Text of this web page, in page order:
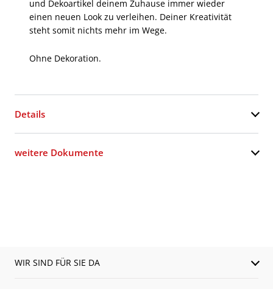
und Dekoartikel deinem Zuhause immer wieder
einen neuen Look zu verleihen. Deiner Kreativität
steht somit nichts mehr im Wege.
Ohne Dekoration.
Details
weitere Dokumente
WIR SIND FÜR SIE DA